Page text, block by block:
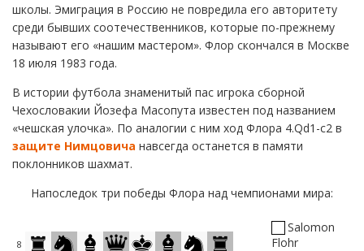
школы. Эмиграция в Россию не повредила его авторитету
среди бывших соотечественников, которые по-прежнему
называют его «нашим мастером». Флор скончался в Москве
18 июля 1983 года.
В истории футбола знаменитый пас игрока сборной
Чехословакии Йозефа Масопута известен под названием
«чешская улочка». По аналогии с ним ход Флора 4.Qd1-c2 в
защите Нимцовича навсегда останется в памяти
поклонников шахмат.
Напоследок три победы Флора над чемпионами мира:
8
Salomon
Flohr